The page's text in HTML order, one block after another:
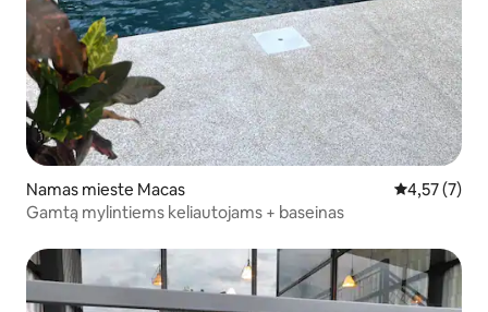
Namas mieste Macas Vidutinis
4,57 (7)
Gamtą mylintiems keliautojams + baseinas